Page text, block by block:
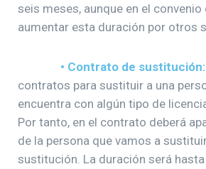
seis meses, aunque en el
aumentar esta duración por otros
• Contrato de sustitución:
contratos para sustituir a una
encuentra con algún tipo de
Por tanto, en el contrato deberá
de la persona que vamos a
sustitución. La duración será hasta